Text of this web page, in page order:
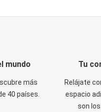
mundo
más
40 países.
Tu
Relájate
espacio
son